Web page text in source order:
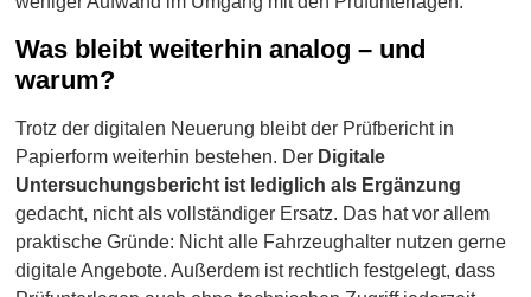
Was bleibt weiterhin analog – und
warum?
Trotz der digitalen Neuerung bleibt der Prüfbericht in
Papierform weiterhin bestehen. Der Digitale
Untersuchungsbericht ist lediglich als Ergänzung
gedacht, nicht als vollständiger Ersatz. Das hat vor allem
praktische Gründe: Nicht alle Fahrzeughalter nutzen gerne
digitale Angebote. Außerdem ist rechtlich festgelegt, dass